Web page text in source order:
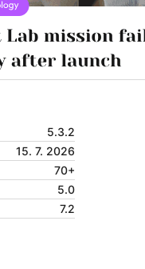
5.3.2
15. 7. 2026
70+
5.0
7.2